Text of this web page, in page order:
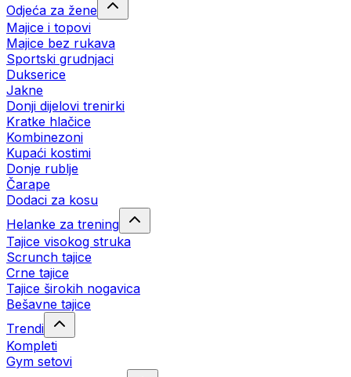
Odjeća za žene
Majice i topovi
Majice bez rukava
Sportski grudnjaci
Dukserice
Jakne
Donji dijelovi trenirki
Kratke hlačice
Kombinezoni
Kupaći kostimi
Donje rublje
Čarape
Dodaci za kosu
Helanke za trening
Tajice visokog struka
Scrunch tajice
Crne tajice
Tajice širokih nogavica
Bešavne tajice
Trendi
Kompleti
Gym setovi